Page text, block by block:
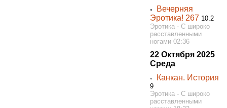
◦
Вечерняя
Эротика! 267 10.2
Эротика - С широко
расставленными
ногами 02:36
22 Октября 2025
Среда
◦ Канкан. История
9
Эротика - С широко
расставленными